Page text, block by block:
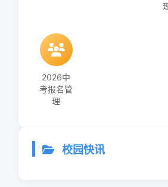
2026中
考报名管
理
校园快讯